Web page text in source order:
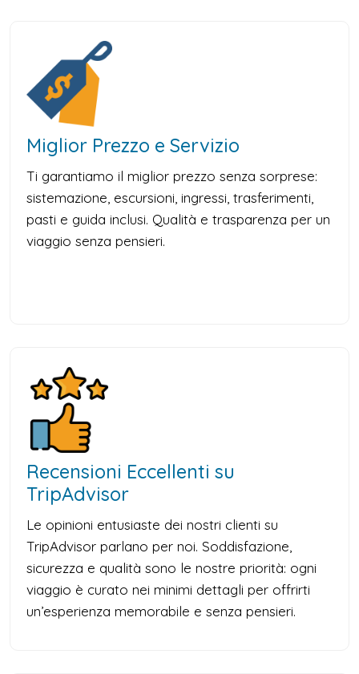
Miglior Prezzo e Servizio
Ti garantiamo il miglior prezzo senza sorprese:
sistemazione, escursioni, ingressi, trasferimenti,
pasti e guida inclusi. Qualità e trasparenza per un
viaggio senza pensieri.
Recensioni Eccellenti su
TripAdvisor
Le opinioni entusiaste dei nostri clienti su
TripAdvisor parlano per noi. Soddisfazione,
sicurezza e qualità sono le nostre priorità: ogni
viaggio è curato nei minimi dettagli per offrirti
un’esperienza memorabile e senza pensieri.